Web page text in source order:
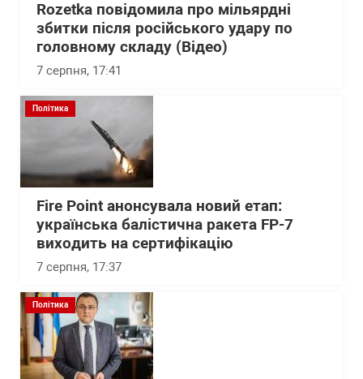
Rozetka повідомила про мільярдні
збитки після російського удару по
головному складу (Відео)
7 серпня, 17:41
Політика
Fire Point анонсувала новий етап:
українська балістична ракета FP-7
виходить на сертифікацію
7 серпня, 17:37
Політика